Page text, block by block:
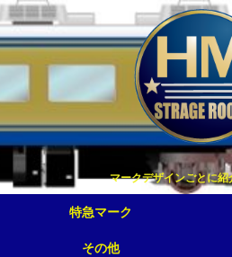
マークデザインごとに紹
特急マーク
その他